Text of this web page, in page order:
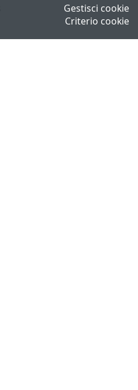
Gestisci cookie
Criterio cookie